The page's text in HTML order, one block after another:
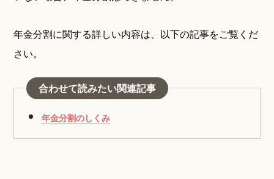
年金分割に関する詳しい内容は、以下の記事をご覧くだ
さい。
合わせて読みたい関連記事
年金分割のしくみ